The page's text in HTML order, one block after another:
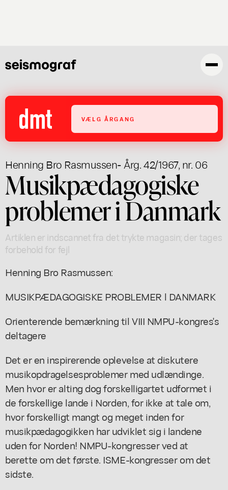
VÆLG ÅRGANG
Henning Bro Rasmussen- Årg. 42/1967, nr. 06
Musikpædagogiske
problemer i Danmark
Artiklen er indscannet fra det trykte magasin; der tages
forbehold for fejl
Henning Bro Rasmussen:
MUSIKPÆDAGOGISKE PROBLEMER l DANMARK
Orienterende bemærkning til VIII NMPU-kongres's
deltagere
Det er en inspirerende oplevelse at diskutere
musikopdragelsesproblemer med udlændinge.
Men hvor er alting dog forskelligartet udformet i
de forskellige lande i Norden, for ikke at tale om,
hvor forskelligt mangt og meget inden for
musikpædagogikken har udviklet sig i landene
uden for Norden! NMPU-kongresser ved at
berette om det første. ISME-kongresser om det
sidste.